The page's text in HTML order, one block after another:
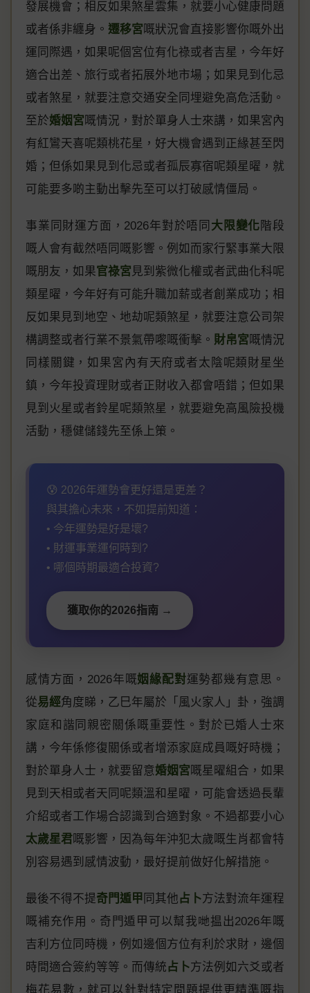
發展機會；相反如果煞星雲集，就要小心健康問題
或者係非纏身。 遷移宮嘅狀況會直接影響你嘅外出
運同際遇，如果呢個宮位有化祿或者吉星，今年好
適合出差、旅行或者拓展外地市場；如果見到化忌
或者煞星，就要注意交通安全同埋避免高危活動。
至於婚姻宮嘅情況，對於單身人士來講，如果宮內
有紅鸞天喜呢類桃花星，好大機會遇到正緣甚至閃
婚；但係如果見到化忌或者孤辰寡宿呢類星曜，就
可能要多啲主動出擊先至可以打破感情僵局。
事業同財運方面，2026年對於唔同 大限變化 階段
嘅人會有截然唔同嘅影響。例如而家行緊事業大限
嘅朋友，如果官祿宮 見到紫微化權或者武曲化科呢
類星曜，今年好有可能升職加薪或者創業成功；相
反如果見到地空、地劫呢類煞星，就要注意公司架
構調整或者行業不景氣帶嚟嘅衝擊。 財帛宮嘅情況
同樣關鍵，如果宮內有天府或者太陰呢類財星坐
鎮，今年投資理財或者正財收入都會唔錯；但如果
見到火星或者鈴星呢類煞星，就要避免高風險投機
活動，穩健儲錢先至係上策。
😰 2026年運勢會更好還是更差？
與其擔心未來，不如提前知道：
• 今年運勢是好是壞?
• 財運事業運何時到?
• 哪個時期最適合投資?
獲取你的2026指南 →
感情方面，2026年嘅姻緣配對運勢都幾有意思。
從易經角度睇，乙巳年屬於「風火家人」卦，強調
家庭和諧同親密關係嘅重要性。對於已婚人士來
講，今年係修復關係或者增添家庭成員嘅好時機；
對於單身人士，就要留意婚姻宮嘅星曜組合，如果
見到天相或者天同呢類溫和星曜，可能會透過長輩
介紹或者工作場合認識到合適對象。不過都要小心
太歲星君嘅影響，因為每年沖犯太歲嘅生肖都會特
別容易遇到感情波動，最好提前做好化解措施。
最後不得不提奇門遁甲 同其他占卜方法對流年運程
嘅補充作用。奇門遁甲可以幫我哋揾出2026年嘅
吉利方位同時機，例如邊個方位有利於求財，邊個
時間適合簽約等等。而傳統占卜方法例如六爻或者
梅花易數，就可以針對特定問題提供更精準嘅指